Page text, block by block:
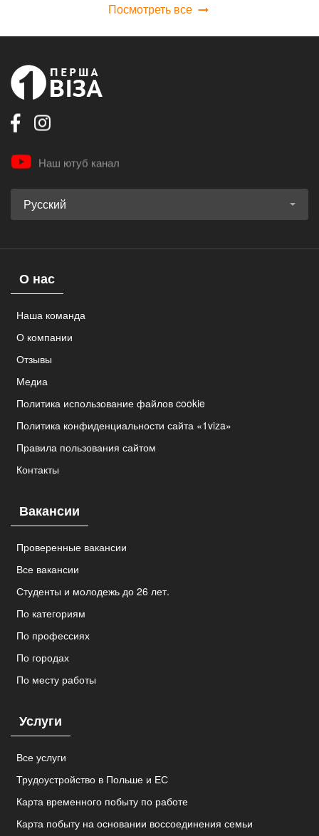
Посмотреть все
Наш ютуб канал
Русский
О нас
Наша команда
О компании
Отзывы
Медиа
Политика использование файлов cookie
Политика конфиденциальности сайта «1viza»
Правила пользования сайтом
Контакты
Вакансии
Проверенные вакансии
Все вакансии
Студенты и молодежь до 26 лет.
По категориям
По профессиях
По городах
По месту работы
Услуги
Все услуги
Трудоустройство в Польше и ЕС
Карта временного побыту по работе
Карта побыту на основании воссоединения семьи